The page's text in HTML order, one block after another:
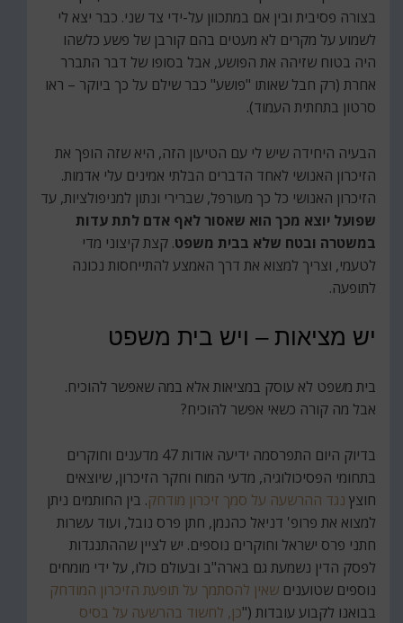
בצורה פסיבית ובין אם במתכוון על-ידי צד שני. כבר יצא לי
לשמוע על מקרים לא מעטים בהם קורבן של פשע כלשהו
היה בטוח שזיהה את הפושע, אבל בסופו של דבר התברר
אחרת (רק חבל שאותו "פושע" כבר שילם על כך ביוקר – ראו
סרטון בתחתית העמוד).
הבעיה היחידה שיש לי עם הטיעון הזה, היא שזה הופך את
הזיכרון האנושי לאחד הדברים הבלתי אמינים עלי אדמות.
הזיכרון האנושי כל כך מעורפל, שברירי ונתון למניפולציות, עד
שפועל יוצא מכך הוא שאסור לאף אדם לתת עדות
במשטרה ובטח שלא בבית משפט. קצת קיצוני מדי
לטעמי, וצריך למצוא את דרך האמצע להתייחסות נכונה
לתופעה.
יש מציאות – ויש בית משפט
בית משפט לא עוסק במציאות אלא במה שאפשר להוכיח.
אבל מה קורה כשאי אפשר להוכיח?
בדיוק היום התפרסמה ידיעה אודות 47 מדענים וחוקרים
בתחומי הפסיכולוגיה, מדעי המוח וחקר הזיכרון, שיוצאים
חוצץ נגד ההרשעה על סמך זיכרון מודחק. בין החותמים ניתן
למצוא את פרופ' דניאל כהנמן, חתן פרס נובל, ועוד עשרות
חתני פרס ישראל וחוקרים נוספים. יש לציין שההתנגדות
לפסק הדין נשמעת גם בארה"ב ובעולם כולו, על ידי מומחים
נוספים שטוענים שאין להסתמך על תופעת הזיכרון המודחק
בבואנו לקבוע עובדות ("כן, לחשוד בהרשעה על בסיס